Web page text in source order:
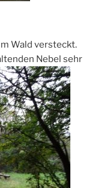
Wald versteckt.
Nebel sehr